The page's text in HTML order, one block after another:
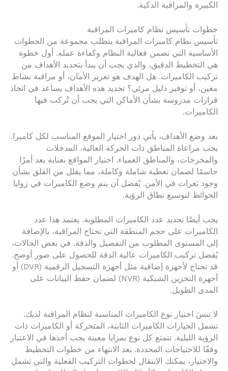
الكبيرة والمراقبة الذكية.
خطوات تأسيس نظام كاميرات المراقبة
تأسيس نظام كاميرات المراقبة يتطلب مجموعة من الخطوات
الأساسية التي تضمن فعالية النظام وكفاءة عمله. أول خطوة
هي التخطيط الدقيق، والذي يجب أن يبدأ بتحديد الأهداف من
تركيب الكاميرات. هل الهدف هو تعزيز الأمان، أو مراقبة نشاط
معين، أو توفير دليل مرئي؟ تحديد هذه الأهداف يساعد في اتخاذ
قرارات مدروسة بشأن الأماكن التي يجب أن تُركب فيها
الكاميرات.
بعد وضع الأهداف، يأتي دور اختيار الموقع المناسب لكل كاميرا.
يجب مراعاة المناطق ذات الحركة العالية، المدخلات
والمخرجات، والمناطق العمياء. اختيار المواقع بعناية يعد أمرًا
حاسمًا لضمان تغطية شاملة وكاملة، مما يقلل من القلق بشأن
وجود ثغرات في الأمن. يُفضل أن يتم وضع الكاميرات في زوايا
الحوائط لتوسيع نطاق الرؤية.
يجب أيضًا تحديد عدد الكاميرات المطلوبة. يعتمد هذا عدد
الكاميرات على حجم المنطقة التي تحتاج المراقبة، بالإضافة
إلى المستوى المطلوب من التفصيل والدقة. في بعض الحالات،
يُفضل تركيب الكاميرات عالية الدقة للحصول على صور أوضح.
قد تحتاج لأجهزة إضافية مثل أجهزة التسجيل الرقمية (DVR) أو
أجهزة التخزين الشبكية (NVR) لضمان حفظ البيانات على
المدى الطويل.
لا تنسَ اختيار نوع الكاميرات المناسبة لنظام المراقبة لديك.
تشمل الخيارات الكاميرات الثابتة، المتحركة أو الكاميرات ذات
الرؤية الليلية. تتمتع كل نوع بمزايا معينة يجب أخذها في الاعتبار
وفقًا للاحتياجات المحددة. بعد الانتهاء من خطوات التخطيط
والاختيار، يمكنك الانتقال لخطوات التركيب الفعلية والتي تشمل